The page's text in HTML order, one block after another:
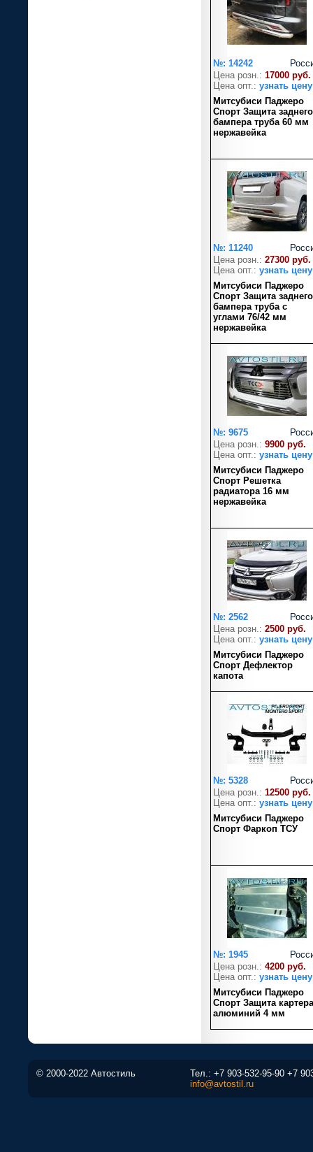
№: 14242
Цена розн.: 17000 руб.
Цена опт.: узнать цену
Митсубиси Паджеро
Спорт Защита заднего
бампера труба 60 мм
нержавейка
№: 11240
Цена розн.: 27300 руб.
Цена опт.: узнать цену
Митсубиси Паджеро
Спорт Защита заднего
бампера труба с
углами 76/42 мм
нержавейка
№: 9675
Цена розн.: 9900 руб.
Цена опт.: узнать цену
Митсубиси Паджеро
Спорт Решетка
радиатора 16 мм
нержавейка
№: 2562
Цена розн.: 2500 руб.
Цена опт.: узнать цену
Митсубиси Паджеро
Спорт Дефлектор
капота
№: 5328
Цена розн.: 12500 руб.
Цена опт.: узнать цену
Митсубиси Паджеро
Спорт Фаркоп ТСУ
№: 1945
Цена розн.: 4200 руб.
Цена опт.: узнать цену
Митсубиси Паджеро
Спорт Защита картера
алюминий 4 мм
© 2000-2022 Автостиль Тел.: +7 903-532-95-90 +7
info@avtostil.ru